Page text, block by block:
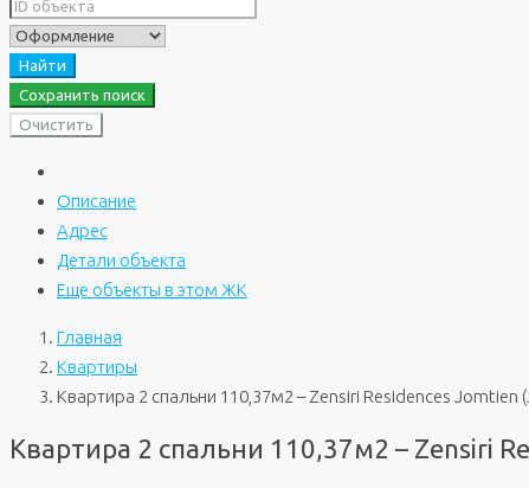
Найти
Сохранить поиск
Очистить
Описание
Адрес
Детали объекта
Еще объекты в этом ЖК
Главная
Квартиры
Квартира 2 спальни 110,37м2 – Zensiri Residences Jomtien
Квартира 2 спальни 110,37м2 – Zensiri